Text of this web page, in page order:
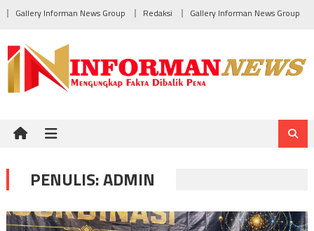
Skip
content
Gallery Informan News Group Redaksi Gallery Informan News Group
PENULIS:ADMIN